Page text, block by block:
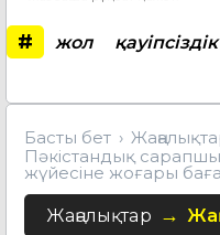
# жол қауіпсіздік
Басты бет
Пәкістандық сарапшы
жүйесіне жоғары
Жаңалықтар